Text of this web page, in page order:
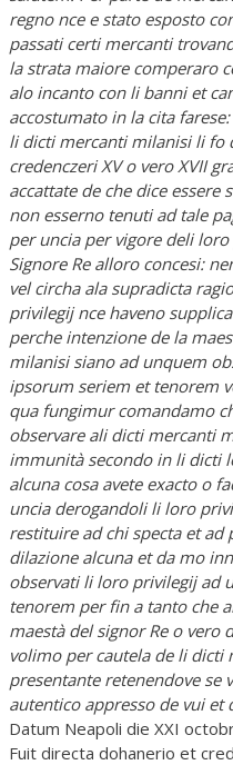
regno nce e stato esposto
passati certi mercanti
la strata maiore comperaro
alo incanto con li banni et
accostumato in la cita
li dicti mercanti milanisi li fo
credenczeri XV o vero XVII
accattate de che dice
non esserno tenuti ad tale
per uncia per vigore deli
Signore Re alloro concesi:
vel circha ala supradicta
privilegij nce haveno
perche intenzione de la
milanisi siano ad unquem
ipsorum seriem et tenorem
qua fungimur comandamo
observare ali dicti mercanti
immunità secondo in li dicti
alcuna cosa avete exacto o
uncia derogandoli li loro
restituire ad chi specta et
dilazione alcuna et da mo
observati li loro privilegij ad
tenorem per fin a tanto che
maestà del signor Re o vero
volimo per cautela de li dicti
presentante retenendove se
autentico appresso de vui et
Datum Neapoli die XXI
Fuit directa dohanerio et